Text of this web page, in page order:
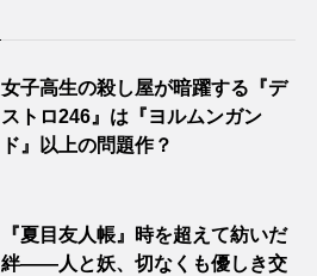
女子高生の殺し屋が暗躍する『デ
ストロ246』は『ヨルムンガン
ド』以上の問題作？
『夏目友人帳』時を超えて紡いだ
絆――人と妖、切なくも優しき交